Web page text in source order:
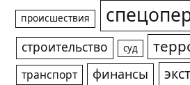
происшествия
строительство суд
транспорт финансы